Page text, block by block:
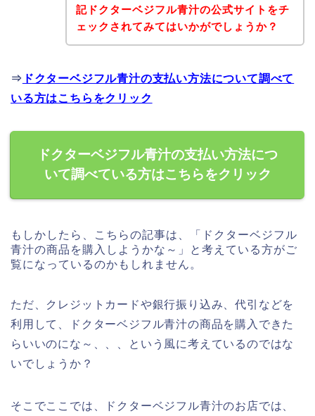
記ドクターベジフル青汁の公式サイトをチ
ェックされてみてはいかがでしょうか？
⇒ ドクターベジフル青汁の支払い方法について調べて
いる方はこちらをクリック
ドクターベジフル青汁の支払い方法につ
いて調べている方はこちらをクリック
もしかしたら、こちらの記事は、「ドクターベジフル
青汁の商品を購入しようかな～」と考えている方がご
覧になっているのかもしれません。
ただ、クレジットカードや銀行振り込み、代引などを
利用して、ドクターベジフル青汁の商品を購入できた
らいいのにな～、、、という風に考えているのではな
いでしょうか？
そこでここでは、ドクターベジフル青汁のお店では、